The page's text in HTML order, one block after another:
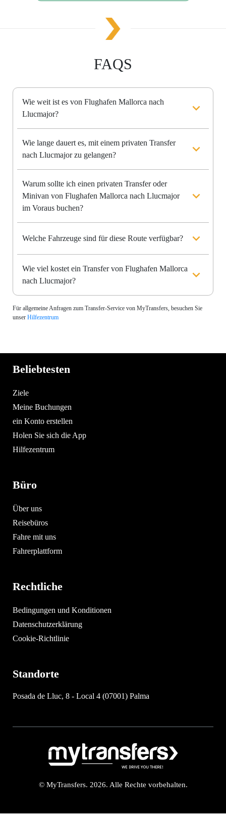
FAQS
Wie weit ist es von Flughafen Mallorca nach
Llucmajor?
Wie lange dauert es, mit einem privaten Transfer
nach Llucmajor zu gelangen?
Warum sollte ich einen privaten Transfer oder
Minivan von Flughafen Mallorca nach Llucmajor
im Voraus buchen?
Welche Fahrzeuge sind für diese Route verfügbar?
Wie viel kostet ein Transfer von Flughafen Mallorca
nach Llucmajor?
Für allgemeine Anfragen zum Transfer-Service von MyTransfers, besuchen Sie
unser Hilfezentrum
Beliebtesten
Ziele
Meine Buchungen
ein Konto erstellen
Holen Sie sich die App
Hilfezentrum
Büro
Über uns
Reisebüros
Fahre mit uns
Fahrerplattform
Rechtliche
Bedingungen und Konditionen
Datenschutzerklärung
Cookie-Richtlinie
Standorte
Posada de Lluc, 8 - Local 4 (07001) Palma
© MyTransfers. 2026. Alle Rechte vorbehalten.